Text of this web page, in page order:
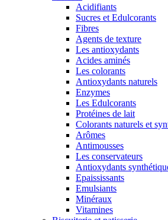
Acidifiants
Sucres et Edulcorants
Fibres
Agents de texture
Les antioxydants
Acides aminés
Les colorants
Antioxydants naturels
Enzymes
Les Edulcorants
Protéines de lait
Colorants naturels et
Arômes
Antimousses
Les conservateurs
Antioxydants
Epaississants
Emulsiants
Minéraux
Vitamines